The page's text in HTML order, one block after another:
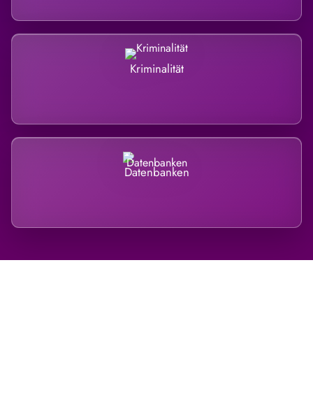
Kriminalität
Datenbanken